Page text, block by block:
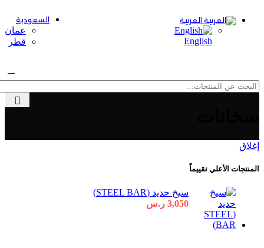
العربية
English
السعودية
عمان
قطر
إغلاق
المنتجات الأعلي تقييماً
سيخ حديد (STEEL BAR)
3,050 ر.س